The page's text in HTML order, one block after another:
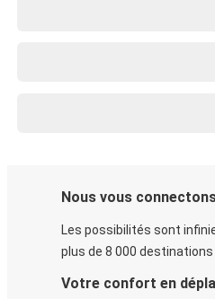
Nous vous
Les possibilités sont
plus de 8 000 destinations
Votre confort en